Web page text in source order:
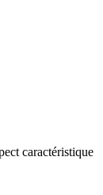
caractéristique